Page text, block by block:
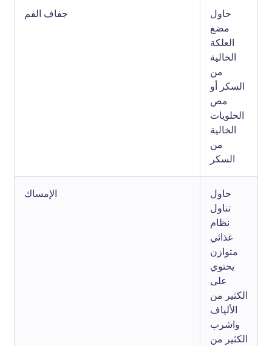
جفاف الفم
حاول
مضغ
العلكة
الخالية
من
السكر أو
مص
الحلويات
الخالية
من
السكر
الإمساك
حاول
تناول
نظام
غذائي
متوازن
يحتوي
على
الكثير من
الألياف
واشرب
الكثير من